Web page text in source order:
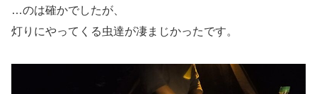
…のは確かでしたが、
灯りにやってくる虫達が凄まじかったです。